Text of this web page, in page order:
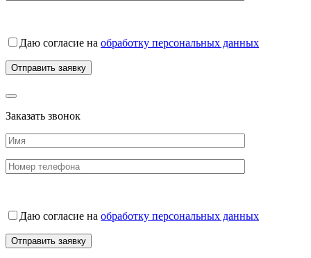
Даю согласие на обработку персональных данных
Заказать звонок
Даю согласие на обработку персональных данных